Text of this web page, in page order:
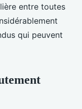
entre toutes
qui peuvent